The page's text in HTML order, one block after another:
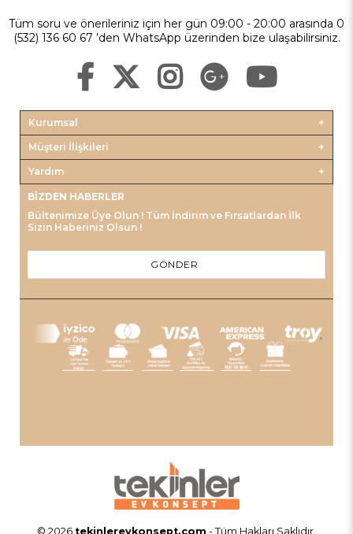
Tüm soru ve önerileriniz için her gün 09:00 - 20:00 arasında 0
(532) 136 60 67 ’den WhatsApp üzerinden bize ulaşabilirsiniz.
Kurumsal
Müşteri İlişkileri
Yardım
BIZDEN HABERLER
Bültenimize Üye Olun ! Tüm İndirim ve Fırsatlardan İlk
Sizin Haberiniz Olsun !
GÖNDER
© 2026 tekinlerevkonsept.com - Tüm Hakları Saklıdır.